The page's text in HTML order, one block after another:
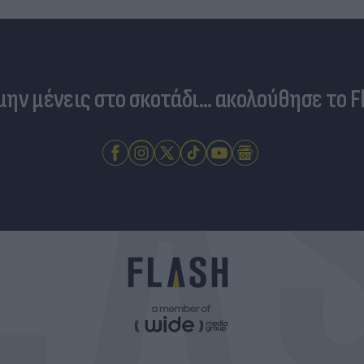
μένεις στο σκοτάδι... ακολούθησε το